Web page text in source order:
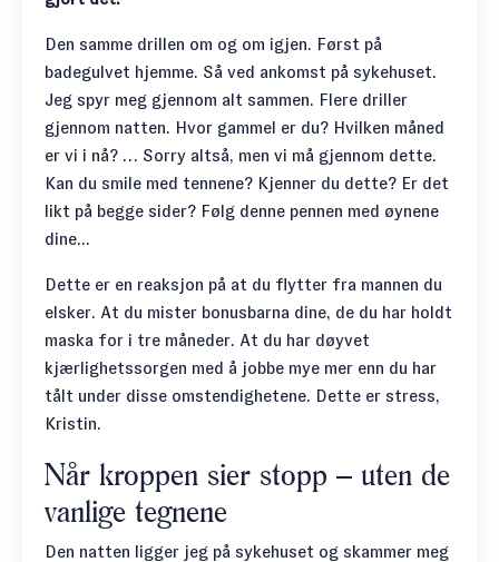
Den samme drillen om og om igjen. Først på
badegulvet hjemme. Så ved ankomst på sykehuset.
Jeg spyr meg gjennom alt sammen. Flere driller
gjennom natten. Hvor gammel er du? Hvilken måned
er vi i nå? … Sorry altså, men vi må gjennom dette.
Kan du smile med tennene? Kjenner du dette? Er det
likt på begge sider? Følg denne pennen med øynene
dine...
Dette er en reaksjon på at du flytter fra mannen du
elsker. At du mister bonusbarna dine, de du har holdt
maska for i tre måneder. At du har døyvet
kjærlighetssorgen med å jobbe mye mer enn du har
tålt under disse omstendighetene. Dette er stress,
Kristin.
Når kroppen sier stopp – uten de
vanlige tegnene
Den natten ligger jeg på sykehuset og skammer meg